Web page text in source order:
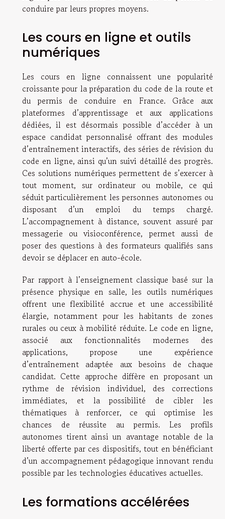
conduire par leurs propres moyens.
Les cours en ligne et outils
numériques
Les cours en ligne connaissent une popularité
croissante pour la préparation du code de la route et
du permis de conduire en France. Grâce aux
plateformes d’apprentissage et aux applications
dédiées, il est désormais possible d’accéder à un
espace candidat personnalisé offrant des modules
d’entraînement interactifs, des séries de révision du
code en ligne, ainsi qu’un suivi détaillé des progrès.
Ces solutions numériques permettent de s’exercer à
tout moment, sur ordinateur ou mobile, ce qui
séduit particulièrement les personnes autonomes ou
disposant d’un emploi du temps chargé.
L’accompagnement à distance, souvent assuré par
messagerie ou visioconférence, permet aussi de
poser des questions à des formateurs qualifiés sans
devoir se déplacer en auto-école.
Par rapport à l’enseignement classique basé sur la
présence physique en salle, les outils numériques
offrent une flexibilité accrue et une accessibilité
élargie, notamment pour les habitants de zones
rurales ou ceux à mobilité réduite. Le code en ligne,
associé aux fonctionnalités modernes des
applications, propose une expérience
d’entraînement adaptée aux besoins de chaque
candidat. Cette approche diffère en proposant un
rythme de révision individuel, des corrections
immédiates, et la possibilité de cibler les
thématiques à renforcer, ce qui optimise les
chances de réussite au permis. Les profils
autonomes tirent ainsi un avantage notable de la
liberté offerte par ces dispositifs, tout en bénéficiant
d’un accompagnement pédagogique innovant rendu
possible par les technologies éducatives actuelles.
Les formations accélérées